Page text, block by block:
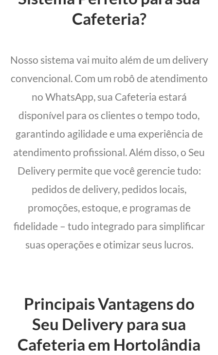
Cafeteria?
Nosso sistema vai muito além de um delivery
convencional. Com um robô de atendimento
no WhatsApp, sua Cafeteria estará
disponível para os clientes o tempo todo,
garantindo agilidade e uma experiência de
atendimento profissional. Além disso, o Seu
Delivery permite que você gerencie tudo:
pedidos de delivery, pedidos locais,
promoções, estoque, e programas de
fidelidade – tudo integrado para simplificar
suas operações e otimizar seus lucros.
Principais Vantagens do
Seu Delivery para sua
Cafeteria em Hortolândia